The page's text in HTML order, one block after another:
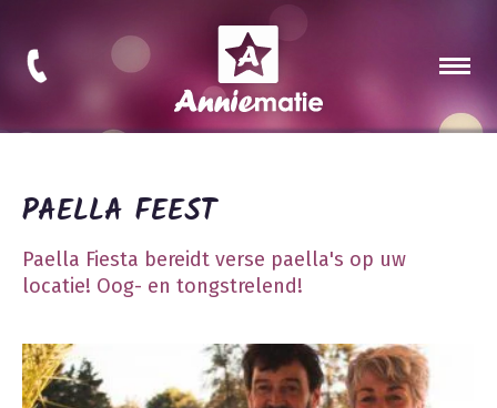
PAELLA FEEST
Paella Fiesta bereidt verse paella's op uw
locatie! Oog- en tongstrelend!